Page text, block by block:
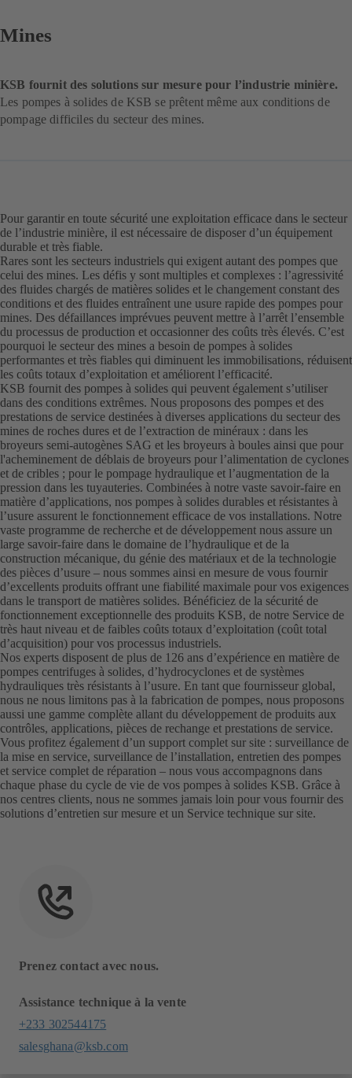
Mines
KSB fournit des solutions sur mesure pour l’industrie minière.
Les pompes à solides de KSB se prêtent même aux conditions de
pompage difficiles du secteur des mines.
Pour garantir en toute sécurité une exploitation efficace dans le secteur
de l’industrie minière, il est nécessaire de disposer d’un équipement
durable et très fiable.
Rares sont les secteurs industriels qui exigent autant des pompes que
celui des mines. Les défis y sont multiples et complexes : l’agressivité
des fluides chargés de matières solides et le changement constant des
conditions et des fluides entraînent une usure rapide des pompes pour
mines. Des défaillances imprévues peuvent mettre à l’arrêt l’ensemble
du processus de production et occasionner des coûts très élevés. C’est
pourquoi le secteur des mines a besoin de pompes à solides
performantes et très fiables qui diminuent les immobilisations, réduisent
les coûts totaux d’exploitation et améliorent l’efficacité.
KSB fournit des pompes à solides qui peuvent également s’utiliser
dans des conditions extrêmes. Nous proposons des pompes et des
prestations de service destinées à diverses applications du secteur des
mines de roches dures et de l’extraction de minéraux : dans les
broyeurs semi-autogènes SAG et les broyeurs à boules ainsi que pour
l'acheminement de déblais de broyeurs pour l’alimentation de cyclones
et de cribles ; pour le pompage hydraulique et l’augmentation de la
pression dans les tuyauteries. Combinées à notre vaste savoir-faire en
matière d’applications, nos pompes à solides durables et résistantes à
l’usure assurent le fonctionnement efficace de vos installations. Notre
vaste programme de recherche et de développement nous assure un
large savoir-faire dans le domaine de l’hydraulique et de la
construction mécanique, du génie des matériaux et de la technologie
des pièces d’usure – nous sommes ainsi en mesure de vous fournir
d’excellents produits offrant une fiabilité maximale pour vos exigences
dans le transport de matières solides. Bénéficiez de la sécurité de
fonctionnement exceptionnelle des produits KSB, de notre Service de
très haut niveau et de faibles coûts totaux d’exploitation (coût total
d’acquisition) pour vos processus industriels.
Nos experts disposent de plus de 126 ans d’expérience en matière de
pompes centrifuges à solides, d’hydrocyclones et de systèmes
hydrauliques très résistants à l’usure. En tant que fournisseur global,
nous ne nous limitons pas à la fabrication de pompes, nous proposons
aussi une gamme complète allant du développement de produits aux
contrôles, applications, pièces de rechange et prestations de service.
Vous profitez également d’un support complet sur site : surveillance de
la mise en service, surveillance de l’installation, entretien des pompes
et service complet de réparation – nous vous accompagnons dans
chaque phase du cycle de vie de vos pompes à solides KSB. Grâce à
nos centres clients, nous ne sommes jamais loin pour vous fournir des
solutions d’entretien sur mesure et un Service technique sur site.
Prenez contact avec nous.
Assistance technique à la vente
+233 302544175
salesghana@ksb.com